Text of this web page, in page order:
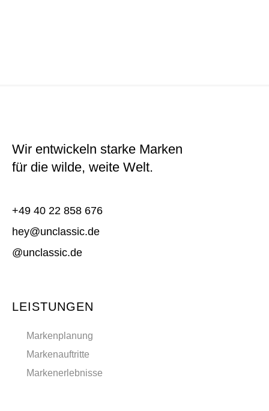
Wir entwickeln starke Marken
für die wilde, weite Welt.
+49 40 22 858 676
hey@unclassic.de
@unclassic.de
LEISTUNGEN
Markenplanung
Markenauftritte
Markenerlebnisse